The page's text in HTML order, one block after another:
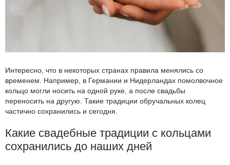
Интересно, что в некоторых странах правила менялись со
временем. Например, в Германии и Нидерландах помолвочное
кольцо могли носить на одной руке, а после свадьбы
переносить на другую. Такие традиции обручальных колец
частично сохранились и сегодня.
Какие свадебные традиции с кольцами
сохранились до наших дней